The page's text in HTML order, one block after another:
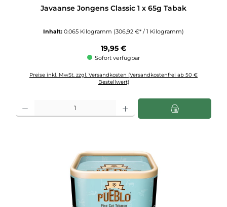
Javaanse Jongens Classic 1 x 65g Tabak
Inhalt: 0.065 Kilogramm (306,92 €* / 1 Kilogramm)
Regulärer Preis:
19,95 €
Sofort verfügbar
Preise inkl. MwSt. zzgl. Versandkosten (Versandkostenfrei ab 50 €
Bestellwert)
Produkt Anzahl: Gib den gewünschten Wert ein oder benutze die Schaltflächen